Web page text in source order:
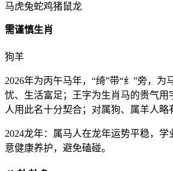
马虎兔蛇鸡猪鼠龙
需谨慎生肖
狗羊
2026年为丙午马年，“绮”带“纟”旁，为
忧、生活富足；王字为生肖马的贵气用
人用此名十分契合；对属狗、属羊人略
2024龙年：属马人在龙年运势平稳，
意健康养护，避免磕碰。